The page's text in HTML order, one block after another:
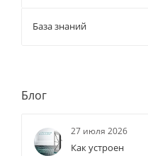
База знаний
Блог
27 июля 2026
Как устроен